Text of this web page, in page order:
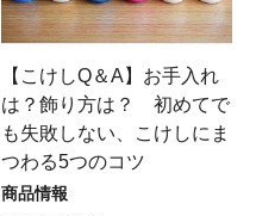
【こけしQ＆A】お手入れ
は？飾り方は？ 初めてで
も失敗しない、こけしにま
つわる5つのコツ
商品情報